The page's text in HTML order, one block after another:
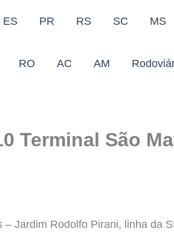
ES PR RS SC MS
RO AC AM
Terminal São
Jardim Rodolfo Pirani, linha da